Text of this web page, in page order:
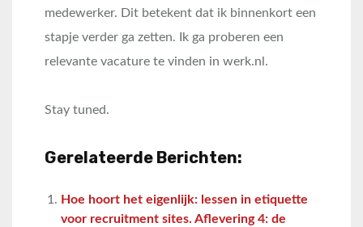
medewerker. Dit betekent dat ik binnenkort een
stapje verder ga zetten. Ik ga proberen een
relevante vacature te vinden in werk.nl.
Stay tuned.
Gerelateerde Berichten:
Hoe hoort het eigenlijk: lessen in etiquette
voor recruitment sites. Aflevering 4: de